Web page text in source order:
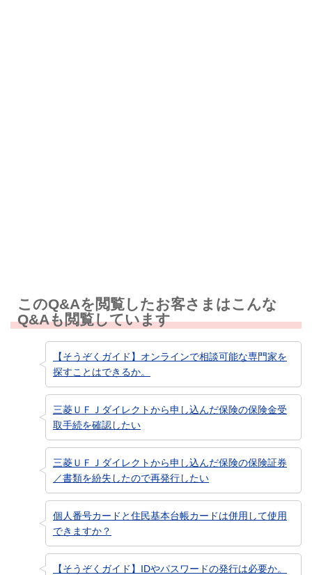
このQ&Aを閲覧したお客さまはこんな
Q&Aも閲覧しています
【そうぞくガイド】オンラインで相談可能な専門家を
探すことはできるか。
三菱ＵＦＪダイレクトから申し込んだ保険の保険金受
取手続を確認したい
三菱ＵＦＪダイレクトから申し込んだ保険の保険証券
／書類を紛失したので再発行したい
個人番号カードと住民基本台帳カードは併用して使用
できますか？
【そうぞくガイド】IDやパスワードの発行は必要か。